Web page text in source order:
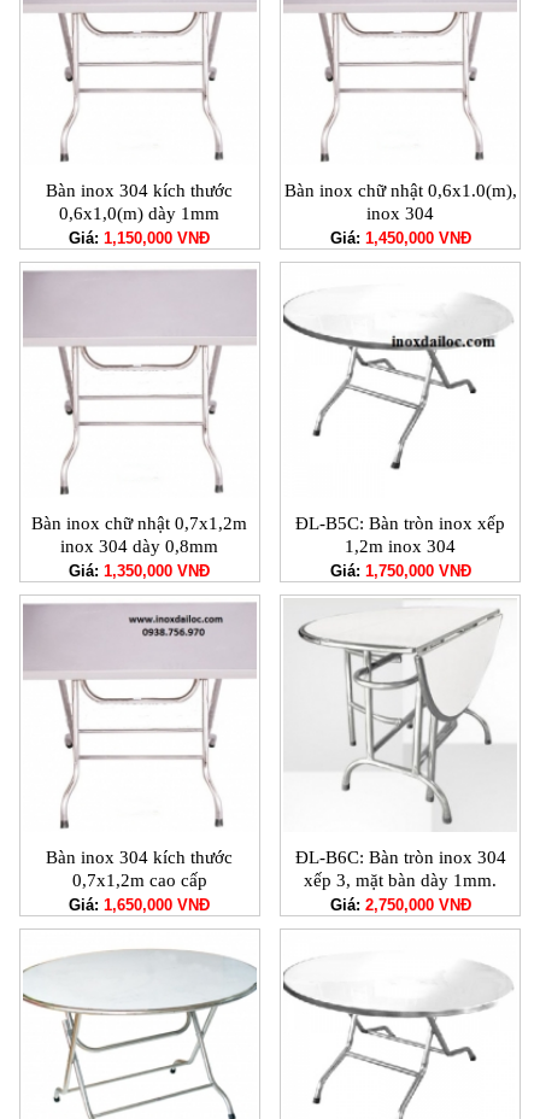
Bàn inox 304 kích thước
0,6x1,0(m) dày 1mm
Giá:1,150,000 VNĐ
Bàn inox chữ nhật 0,6x1.0(m),
inox 304
Giá: 1,450,000 VNĐ
Bàn inox chữ nhật 0,7x1,2m
inox 304 dày 0,8mm
Giá: 1,350,000 VNĐ
ĐL-B5C: Bàn tròn inox xếp
1,2m inox 304
Giá: 1,750,000 VNĐ
Bàn inox 304 kích thước
0,7x1,2m cao cấp
Giá: 1,650,000 VNĐ
ĐL-B6C: Bàn tròn inox 304
xếp 3, mặt bàn dày 1mm.
Giá: 2,750,000 VNĐ